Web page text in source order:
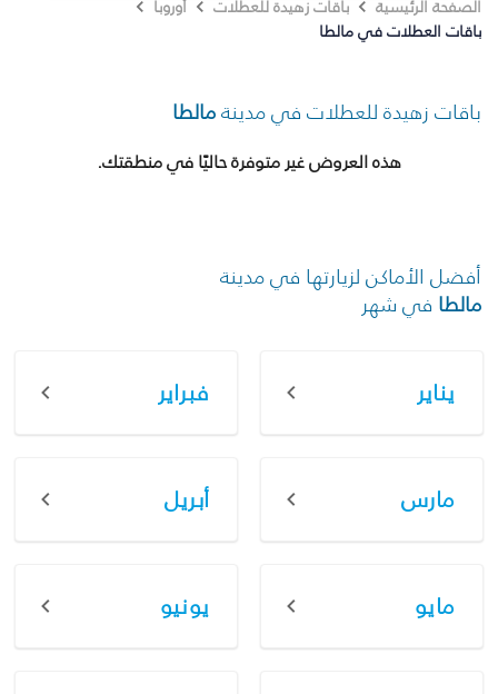
الصفحة الرئيسية باقات زهيدة للعطلات
أوروبا
باقات العطلات في مالطا
باقات زهيدة للعطلات في مدينةمالطا
هذه العروض غير متوفرة حاليًا في منطقتك.
أفضل الأماكن لزيارتها في مدينة
مالطا في شهر
يناير فبراير
مارس أبريل
مايو يونيو